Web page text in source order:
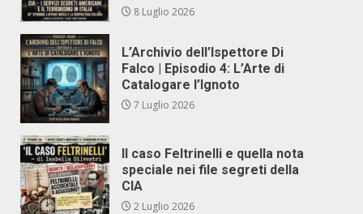
8 Luglio 2026
L’Archivio dell’Ispettore Di
Falco | Episodio 4: L’Arte di
Catalogare l’Ignoto
7 Luglio 2026
Il caso Feltrinelli e quella nota
speciale nei file segreti della
CIA
2 Luglio 2026